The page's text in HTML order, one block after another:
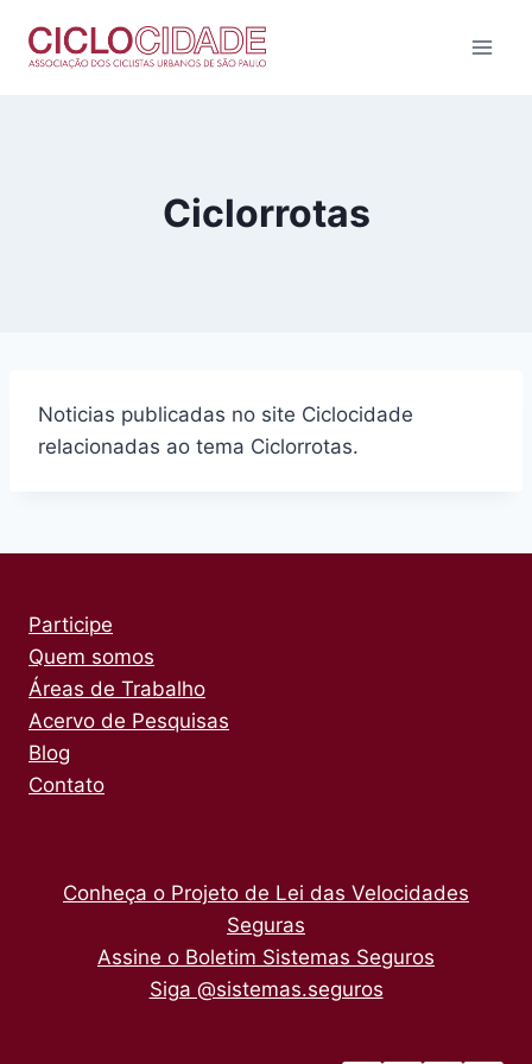
para
Ciclorrotas
Noticias publicadas no site Ciclocidade
relacionadas ao tema Ciclorrotas.
Participe
Quem somos
Áreas de Trabalho
Acervo de Pesquisas
Blog
Contato
Conheça o Projeto de Lei das Velocidades
Seguras
Assine o Boletim Sistemas Seguros
Siga @sistemas.seguros